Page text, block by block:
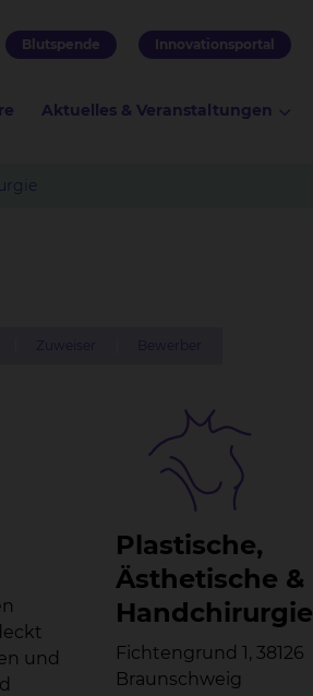
Blutspende Innovationsportal
Aktuelles & Veranstaltungen
Plas­ti­sche,
Äs­the­ti­sche &
Hand­chir­ur­gie
Fichtengrund 1, 38126
Braunschweig
und